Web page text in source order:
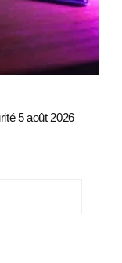
5 août 2026